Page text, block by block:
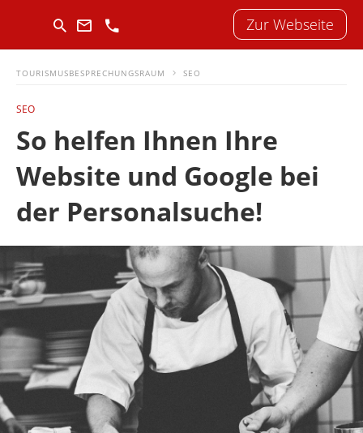
Zur Webseite
TOURISMUSBESPRECHUNGSRAUM SEO
SEO
So helfen Ihnen Ihre
Website und Google bei
der Personalsuche!